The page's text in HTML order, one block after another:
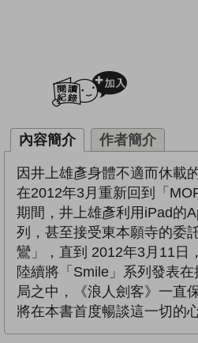
內容簡介 作者簡介
因井上雄彥身體不適而休載
在2012年3月重新回到「
期間，井上雄彥利用iPad的
列，甚至接受東本願寺的委
鸞」，直到 2012年3月11日
陸續將「Smile」系列發表
局之中，《浪人劍客》一直
將在本書首度暢談這一切的